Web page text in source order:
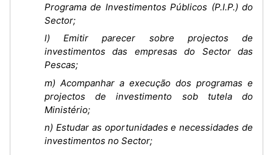
Programa de Investimentos Públicos (P.I.P.) do
Sector;
l) Emitir parecer sobre projectos de
investimentos das empresas do Sector das
Pescas;
m) Acompanhar a execução dos programas e
projectos de investimento sob tutela do
Ministério;
n) Estudar as oportunidades e necessidades de
investimentos no Sector;